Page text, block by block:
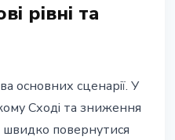
рівні та
основних сценарії. У
Сході та зниження
повернутися